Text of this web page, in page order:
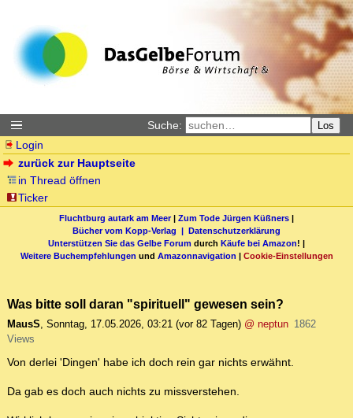
Suche: Los
Login
zurück zur Hauptseite
in Thread öffnen
Ticker
Fluchtburg autark am Meer| Zum Tode Jürgen Küßners |
Bücher vom Kopp-Verlag | Datenschutzerklärung
Unterstützen Sie das Gelbe Forum durch Käufe bei Amazon! |
Weitere Buchempfehlungen und Amazonnavigation | Cookie-Einstellungen
Was bitte soll daran "spirituell" gewesen sein?
MausS, Sonntag, 17.05.2026, 03:21 (vor 82 Tagen) @ neptun 1862
Views
Von derlei 'Dingen' habe ich doch rein gar nichts erwähnt.
Da gab es doch auch nichts zu missverstehen.